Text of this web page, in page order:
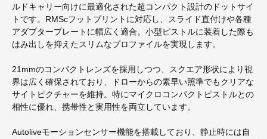
ルドキャリー向けに最適化された超コンパクト設計のドットサイ
トです。RMScフットプリントに対応し、スライド直付けや各種
アダプタープレートに幅広く適合。小型ピストルに装着した際も
はみ出しを抑えたスリムなプロファイルを実現します。
21mmのコンパクトレンズを採用しつつ、スクエア形状により視
界は広く確保されており、ドローからの素早い照準でもクリアな
サイトピクチャーを維持。特にマイクロコンパクトピストルとの
相性に優れ、携帯性と実用性を両立しています。
Autoliveモーションセンサー機能を搭載しており、静止時には自